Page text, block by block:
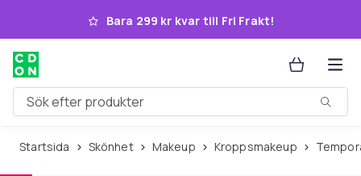
Hoppa till huvudinnehållet
Bara 299 kr kvar till Fri Frakt!
Sök efter produkter
Startsida Skönhet Makeup Kroppsmakeup